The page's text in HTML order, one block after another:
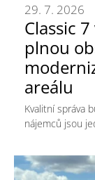
Classic
plnou
areálu
29. 7. 2026
Kvalitní správa
nájemců jsou